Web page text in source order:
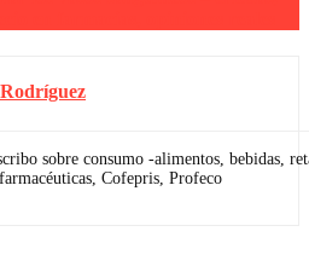
sobre consumo -alimentos, bebidas,
Cofepris, Profeco